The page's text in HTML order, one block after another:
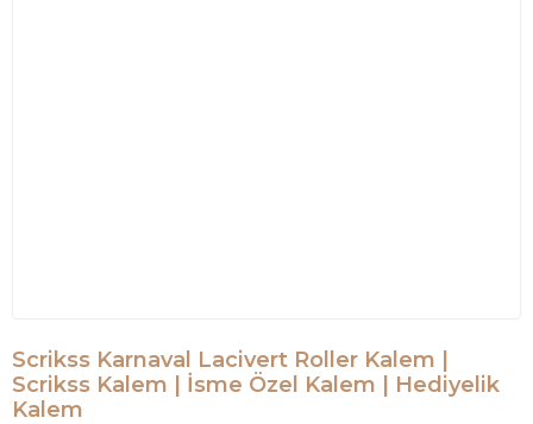
Scrikss Karnaval Lacivert Roller Kalem |
Scrikss Kalem | İsme Özel Kalem | Hediyelik
Kalem